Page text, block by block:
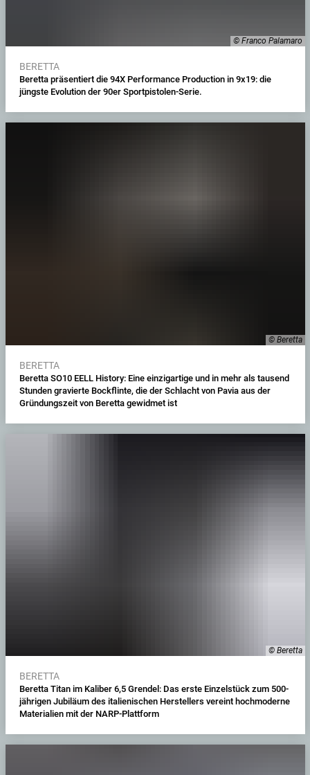
© Franco Palamaro
BERETTA
Beretta präsentiert die 94X Performance Production in 9x19: die
jüngste Evolution der 90er Sportpistolen-Serie.
© Beretta
BERETTA
Beretta SO10 EELL History: Eine einzigartige und in mehr als tausend
Stunden gravierte Bockflinte, die der Schlacht von Pavia aus der
Gründungszeit von Beretta gewidmet ist
© Beretta
BERETTA
Beretta Titan im Kaliber 6,5 Grendel: Das erste Einzelstück zum 500-
jährigen Jubiläum des italienischen Herstellers vereint hochmoderne
Materialien mit der NARP-Plattform